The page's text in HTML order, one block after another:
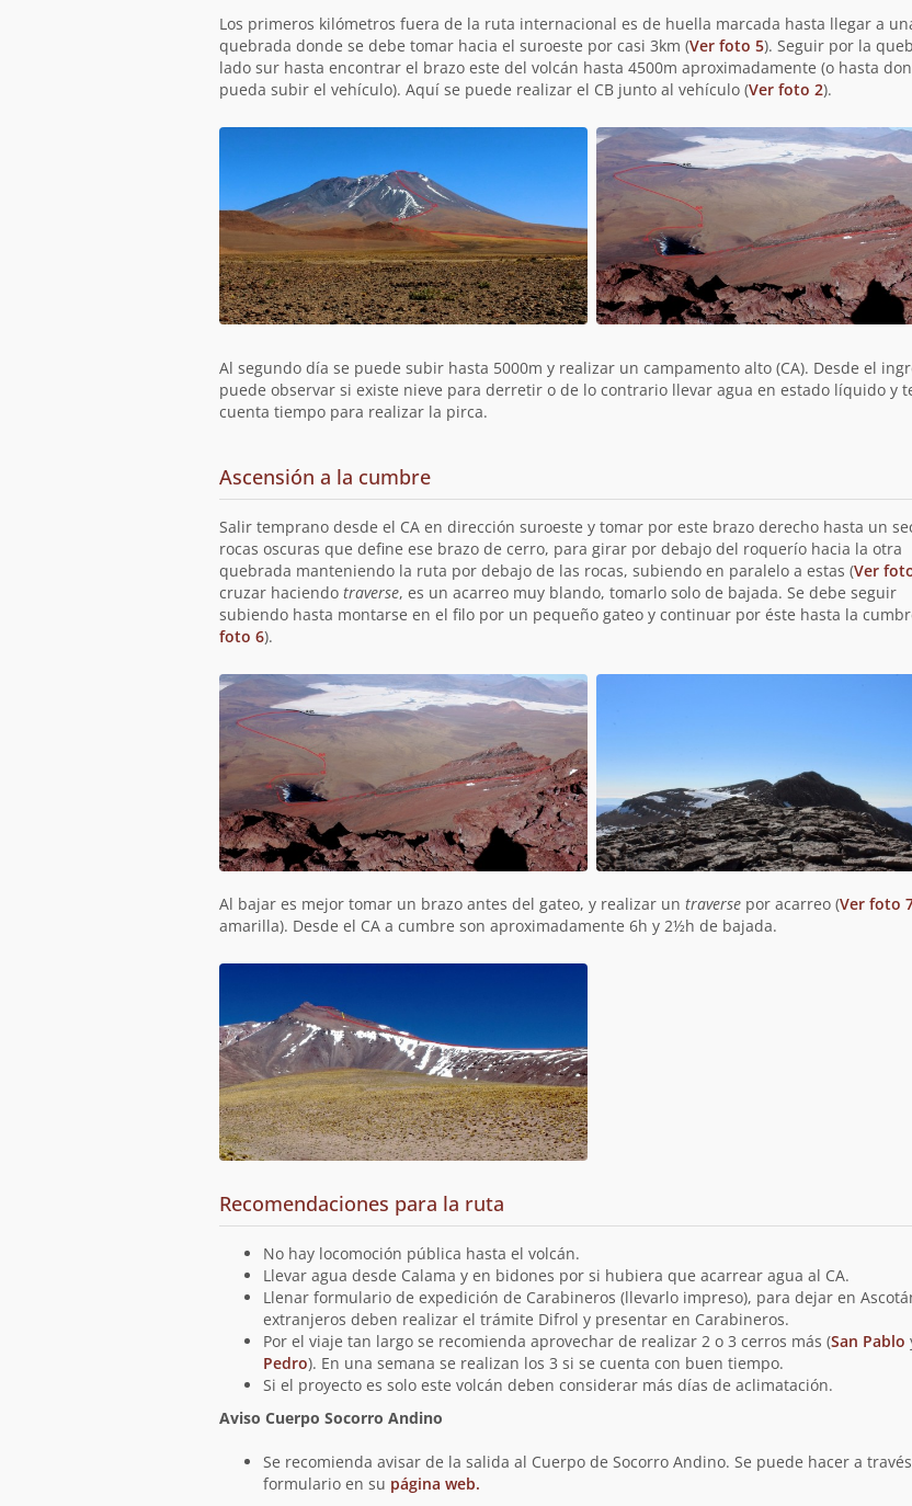
Los primeros kilómetros fuera de la ruta internacional es de huella marcada hasta llegar a
quebrada donde se debe tomar hacia el suroeste por casi 3km (Ver foto 5). Seguir por la
lado sur hasta encontrar el brazo este del volcán hasta 4500m aproximadamente (o hasta
pueda subir el vehículo). Aquí se puede realizar el CB junto al vehículo (Ver foto 2).
Al segundo día se puede subir hasta 5000m y realizar un campamento alto (CA). Desde el
puede observar si existe nieve para derretir o de lo contrario llevar agua en estado líquido y
cuenta tiempo para realizar la pirca.
Ascensión a la cumbre
Salir temprano desde el CA en dirección suroeste y tomar por este brazo derecho hasta un
rocas oscuras que define ese brazo de cerro, para girar por debajo del roquerío hacia la otra
quebrada manteniendo la ruta por debajo de las rocas, subiendo en paralelo a estas (Ver
cruzar haciendo traverse, es un acarreo muy blando, tomarlo solo de bajada. Se debe seguir
subiendo hasta montarse en el filo por un pequeño gateo y continuar por éste hasta la
foto 6).
Al bajar es mejor tomar un brazo antes del gateo, y realizar un traversepor acarreo (Ver foto
amarilla). Desde el CA a cumbre son aproximadamente 6h y 2½h de bajada.
Recomendaciones para la ruta
No hay locomoción pública hasta el volcán.
Llevar agua desde Calama y en bidones por si hubiera que acarrear agua al CA.
Llenar formulario de expedición de Carabineros (llevarlo impreso), para dejar en
extranjeros deben realizar el trámite Difrol y presentar en Carabineros.
Por el viaje tan largo se recomienda aprovechar de realizar 2 o 3 cerros más (San Pablo
Pedro). En una semana se realizan los 3 si se cuenta con buen tiempo.
Si el proyecto es solo este volcán deben considerar más días de aclimatación.
Aviso Cuerpo Socorro Andino
Se recomienda avisar de la salida al Cuerpo de Socorro Andino. Se puede hacer a
formulario en su página web.